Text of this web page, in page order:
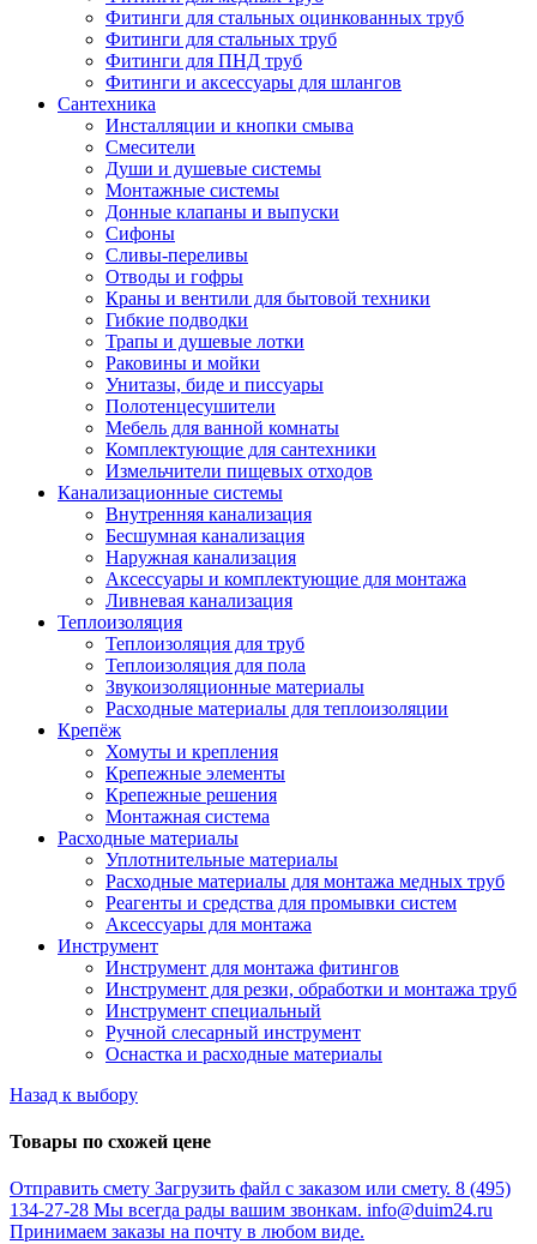
Фитинги для стальных оцинкованных труб
Фитинги для стальных труб
Фитинги для ПНД труб
Фитинги и аксессуары для шлангов
Сантехника
Инсталляции и кнопки смыва
Смесители
Души и душевые системы
Монтажные системы
Донные клапаны и выпуски
Сифоны
Сливы-переливы
Отводы и гофры
Краны и вентили для бытовой техники
Гибкие подводки
Трапы и душевые лотки
Раковины и мойки
Унитазы, биде и писсуары
Полотенцесушители
Мебель для ванной комнаты
Комплектующие для сантехники
Измельчители пищевых отходов
Канализационные системы
Внутренняя канализация
Бесшумная канализация
Наружная канализация
Аксессуары и комплектующие для монтажа
Ливневая канализация
Теплоизоляция
Теплоизоляция для труб
Теплоизоляция для пола
Звукоизоляционные материалы
Расходные материалы для теплоизоляции
Крепёж
Хомуты и крепления
Крепежные элементы
Крепежные решения
Монтажная система
Расходные материалы
Уплотнительные материалы
Расходные материалы для монтажа медных труб
Реагенты и средства для промывки систем
Аксессуары для монтажа
Инструмент
Инструмент для монтажа фитингов
Инструмент для резки, обработки и монтажа труб
Инструмент специальный
Ручной слесарный инструмент
Оснастка и расходные материалы
Назад к выбору
Товары по схожей цене
Отправить смету Загрузить файл с заказом или смету. 8 (495)
134-27-28 Мы всегда рады вашим звонкам. info@duim24.ru
Принимаем заказы на почту в любом виде.